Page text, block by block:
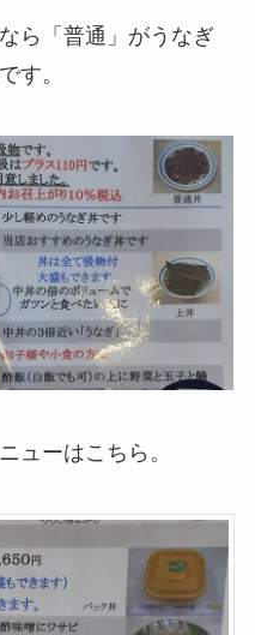
ら「普通」がうなぎ
す。
ューはこちら。